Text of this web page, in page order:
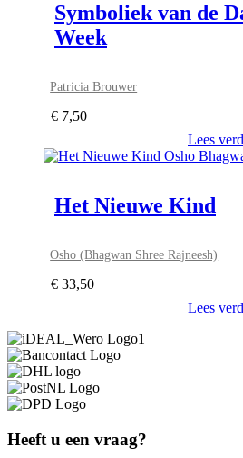
Symboliek van de
Week
Patricia Brouwer
€ 7,50
Lees
Het Nieuwe Kind
Osho (Bhagwan Shree Rajneesh)
€ 33,50
Lees
Heeft u een vraag?